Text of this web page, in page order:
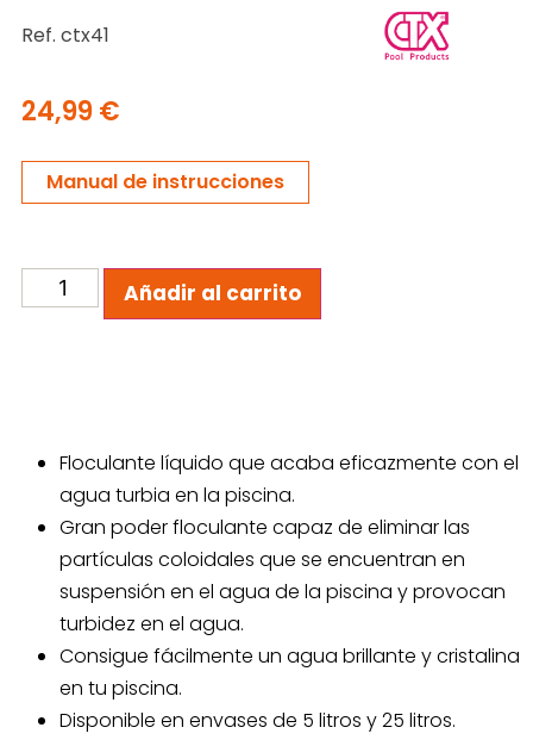
Ref. ctx41
24,99€
Manual de instrucciones
Añadir al carrito
Floculante líquido que acaba eficazmente con el
agua turbia en la piscina.
Gran poder floculante capaz de eliminar las
partículas coloidales que se encuentran en
suspensión en el agua de la piscina y provocan
turbidez en el agua.
Consigue fácilmente un agua brillante y cristalina
en tu piscina.
Disponible en envases de 5 litros y 25 litros.